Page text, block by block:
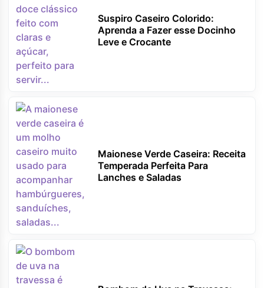
Suspiro Caseiro Colorido:
Aprenda a Fazer esse Docinho
Leve e Crocante
Maionese Verde Caseira: Receita
Temperada Perfeita Para
Lanches e Saladas